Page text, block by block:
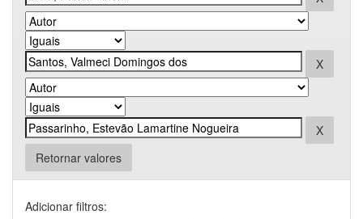
Retornar valores
Adicionar filtros: